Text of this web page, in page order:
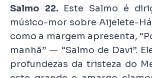
Salmo 22. Este Salmo é
músico-mor sobre Aijelete-
como a margem apresenta,
manhã” — “Salmo de Davi”.
profundezas da tristeza do